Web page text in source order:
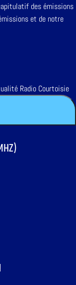
des émissions
et de notre
Radio Courtoisie